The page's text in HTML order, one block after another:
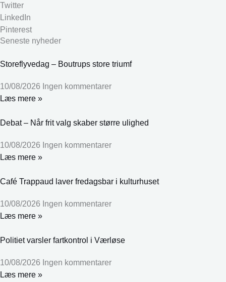
Twitter
LinkedIn
Pinterest
Seneste nyheder
Storeflyvedag – Boutrups store triumf
10/08/2026 Ingen kommentarer
Læs mere »
Debat – Når frit valg skaber større ulighed
10/08/2026 Ingen kommentarer
Læs mere »
Café Trappaud laver fredagsbar i kulturhuset
10/08/2026 Ingen kommentarer
Læs mere »
Politiet varsler fartkontrol i Værløse
10/08/2026 Ingen kommentarer
Læs mere »